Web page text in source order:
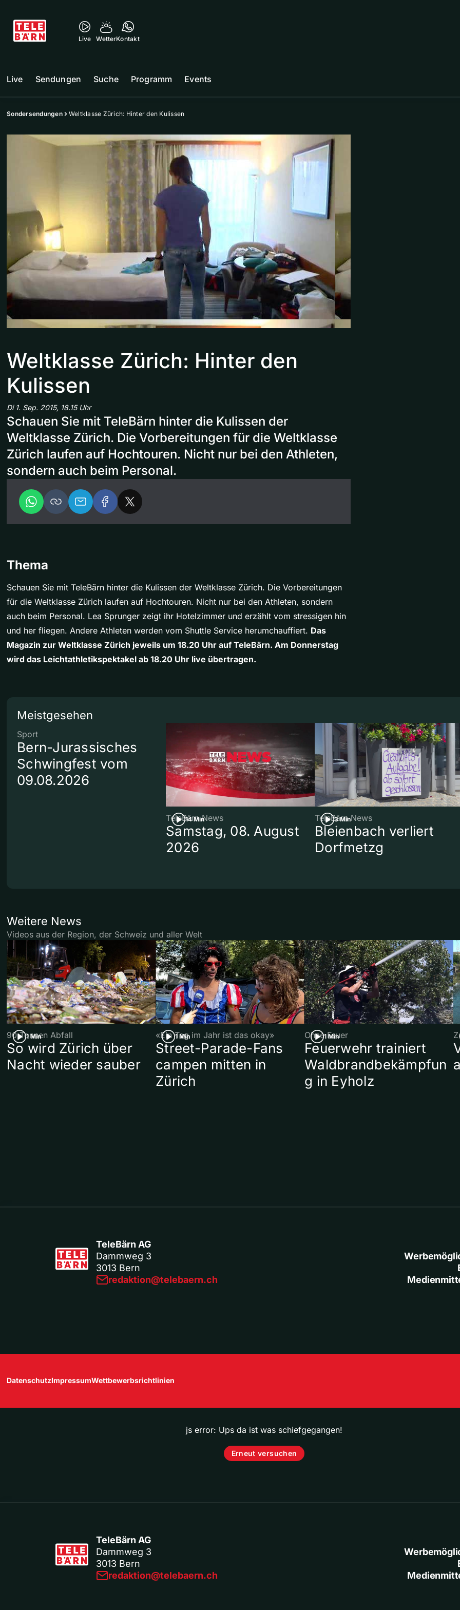
Live WetterKontakt
Live Sendungen Suche Programm Events
Sondersendungen Weltklasse Zürich: Hinter den Kulissen
Weltklasse Zürich: Hinter den
Kulissen
Di 1. Sep. 2015, 18.15 Uhr
Schauen Sie mit TeleBärn hinter die Kulissen der
Weltklasse Zürich. Die Vorbereitungen für die Weltklasse
Zürich laufen auf Hochtouren. Nicht nur bei den Athleten,
sondern auch beim Personal.
Thema
Schauen Sie mit TeleBärn hinter die Kulissen der Weltklasse Zürich. Die Vorbereitungen
für die Weltklasse Zürich laufen auf Hochtouren. Nicht nur bei den Athleten, sondern
auch beim Personal. Lea Sprunger zeigt ihr Hotelzimmer und erzählt vom stressigen hin
und her fliegen. Andere Athleten werden vom Shuttle Service herumchauffiert. Das
Magazin zur Weltklasse Zürich jeweils um 18.20 Uhr auf TeleBärn. Am Donnerstag
wird das Leichtathletikspektakel ab 18.20 Uhr live übertragen.
Meistgesehen
Sport
Bern-Jurassisches
Schwingfest vom
09.08.2026
14 Min
TeleBärn News
Samstag, 08. August
2026
3 Min
TeleBärn News
Bleienbach verliert
Dorfmetzg
Weitere News
Videos aus der Region, der Schweiz und aller Welt
1 Min
90 Tonnen Abfall
So wird Zürich über
Nacht wieder sauber
1 Min
«Ein Tag im Jahr ist das okay»
Street-Parade-Fans
campen mitten in
Zürich
1 Min
Ohne Feuer
Feuerwehr trainiert
Waldbrandbekämpfun
g in Eyholz
TeleBärn AG
Dammweg 3
3013 Bern
redaktion@telebaern.ch
DatenschutzImpressumWettbewerbsrichtlinien
js error: Ups da ist was schiefgegangen!
Erneut versuchen
TeleBärn AG
Dammweg 3
3013 Bern
redaktion@telebaern.ch